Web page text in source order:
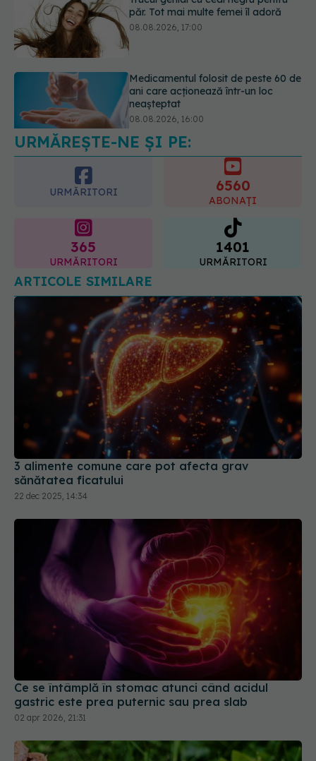
ani care acționează într-un loc
neașteptat
Transpirații nocturne: semnul ignorat
care poate ascunde probleme
serioase de sănătate
08.08.2026, 20:00
URMĂREȘTE-NE ȘI PE:
URMĂRITORI 6560
ABONAȚI
365
URMĂRITORI
1401
URMĂRITORI
ARTICOLE SIMILARE
3 alimente comune care pot afecta grav
sănătatea ficatului
22 dec 2025, 14:34
Ce se întâmplă în stomac atunci când acidul
gastric este prea puternic sau prea slab
02 apr 2026, 21:31